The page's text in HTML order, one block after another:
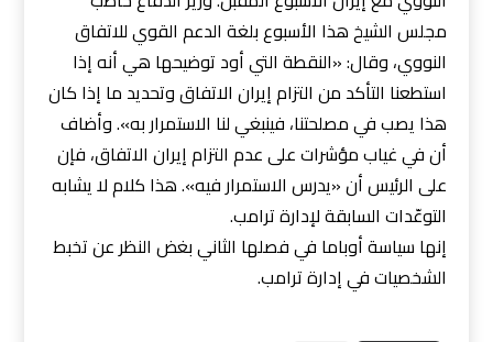
مجلس الشيخ هذا الأسبوع بلغة الدعم القوي للاتفاق
النووي، وقال: «النقطة التي أود توضيحها هي أنه إذا
استطعنا التأكد من التزام إيران الاتفاق وتحديد ما إذا كان
هذا يصب في مصلحتنا، فينبغي لنا الاستمرار به». وأضاف
أن في غياب مؤشرات على عدم التزام إيران الاتفاق، فإن
على الرئيس أن «يدرس الاستمرار فيه». هذا كلام لا يشابه
التوعّدات السابقة لإدارة ترامب.
إنها سياسة أوباما في فصلها الثاني بغض النظر عن تخبط
الشخصيات في إدارة ترامب.